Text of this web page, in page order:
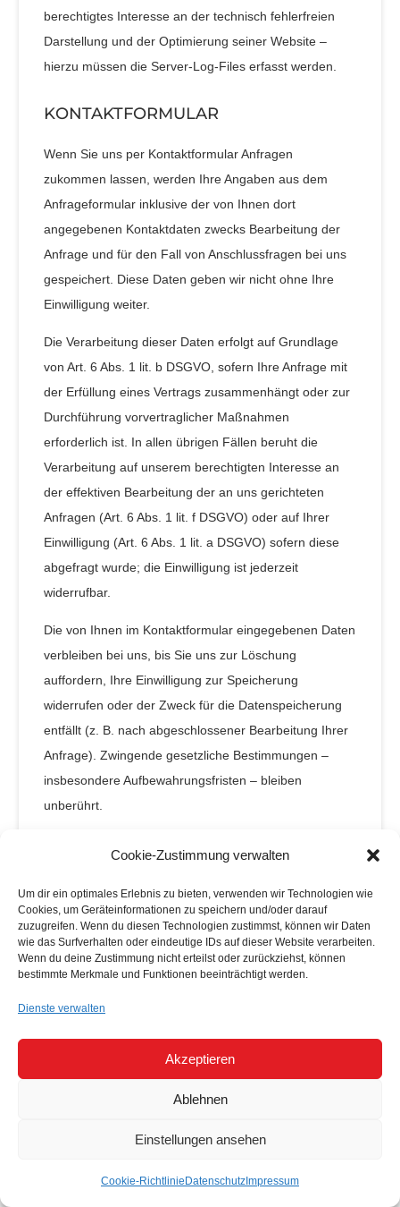
Cookie-Zustimmung verwalten
Um dir ein optimales Erlebnis zu bieten, verwenden wir Technologien wie
Cookies, um Geräteinformationen zu speichern und/oder darauf
zuzugreifen. Wenn du diesen Technologien zustimmst, können wir Daten
wie das Surfverhalten oder eindeutige IDs auf dieser Website verarbeiten.
Wenn du deine Zustimmung nicht erteilst oder zurückziehst, können
bestimmte Merkmale und Funktionen beeinträchtigt werden.
Dienste verwalten
Akzeptieren
Ablehnen
Einstellungen ansehen
Cookie-Richtlinie Datenschutz Impressum
berechtigtes Interesse an der technisch fehlerfreien
Darstellung und der Optimierung seiner Website –
hierzu müssen die Server-Log-Files erfasst werden.
KONTAKTFORMULAR
Wenn Sie uns per Kontaktformular Anfragen
zukommen lassen, werden Ihre Angaben aus dem
Anfrageformular inklusive der von Ihnen dort
angegebenen Kontaktdaten zwecks Bearbeitung der
Anfrage und für den Fall von Anschlussfragen bei uns
gespeichert. Diese Daten geben wir nicht ohne Ihre
Einwilligung weiter.
Die Verarbeitung dieser Daten erfolgt auf Grundlage
von Art. 6 Abs. 1 lit. b DSGVO, sofern Ihre Anfrage mit
der Erfüllung eines Vertrags zusammenhängt oder zur
Durchführung vorvertraglicher Maßnahmen
erforderlich ist. In allen übrigen Fällen beruht die
Verarbeitung auf unserem berechtigten Interesse an
der effektiven Bearbeitung der an uns gerichteten
Anfragen (Art. 6 Abs. 1 lit. f DSGVO) oder auf Ihrer
Einwilligung (Art. 6 Abs. 1 lit. a DSGVO) sofern diese
abgefragt wurde; die Einwilligung ist jederzeit
widerrufbar.
Die von Ihnen im Kontaktformular eingegebenen Daten
verbleiben bei uns, bis Sie uns zur Löschung
auffordern, Ihre Einwilligung zur Speicherung
widerrufen oder der Zweck für die Datenspeicherung
entfällt (z. B. nach abgeschlossener Bearbeitung Ihrer
Anfrage). Zwingende gesetzliche Bestimmungen –
insbesondere Aufbewahrungsfristen – bleiben
unberührt.
ANFRAGE PER E-MAIL, TELEFON
Wenn Sie uns per E-Mail, Telefon oder Telefax
kontaktieren, wird Ihre Anfrage inklusive aller daraus
hervorgehenden personenbezogenen Daten (Name,
bei uns gespeichert und verarbeitet. Diese Daten
geben wir nicht ohne Ihre Einwilligung weiter.
von Art. 6 Abs. 1 lit. b DSGVO, sofern Ihre Anfrage mit
Durchführung vorvertraglicher Maßnahmen
erforderlich ist. In allen übrigen Fällen beruht die